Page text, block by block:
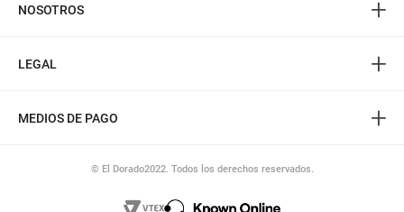
NOSOTROS +
LEGAL +
MEDIOS DE PAGO +
© El Dorado2022. Todos los derechos reservados.